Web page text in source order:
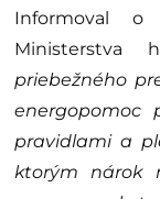
Informoval
Ministerstva
priebežného
energopomoc
pravidlami a
ktorým nárok